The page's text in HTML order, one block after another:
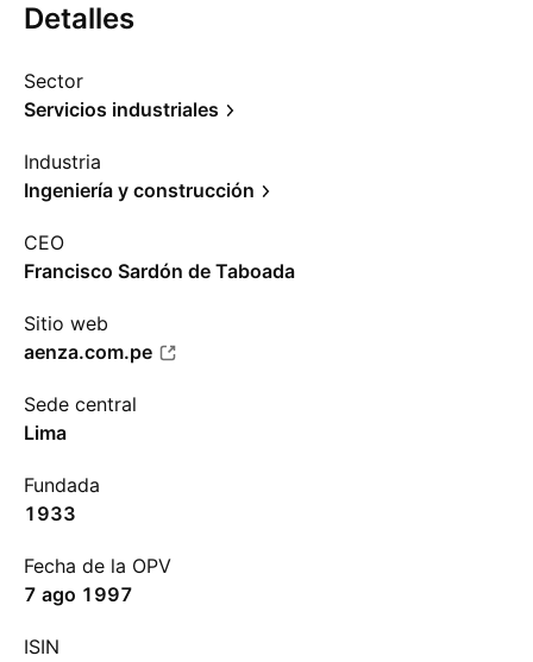
Detalles
Sector
Servicios industriales
Industria
Ingeniería y construcción
CEO
Francisco Sardón de Taboada
Sitio web
aenza.com.pe
Sede central
Lima
Fundada
1933
Fecha de la OPV
7 ago 1997
ISIN